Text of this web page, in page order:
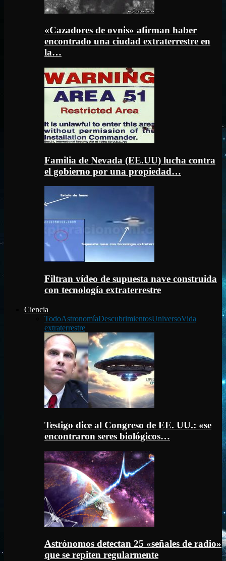
«Cazadores de ovnis» afirman haber
encontrado una ciudad extraterrestre en
la…
Familia de Nevada (EE.UU) lucha contra
el gobierno por una propiedad…
Filtran vídeo de supuesta nave construida
con tecnología extraterrestre
Ciencia
TodoAstronomíaDescubrimientosUniversoVida
extraterrestre
Testigo dice al Congreso de EE. UU.: «se
encontraron seres biológicos…
Astrónomos detectan 25 «señales de radio»
que se repiten regularmente